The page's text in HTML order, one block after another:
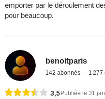
emporter par le déroulement
pour beaucoup.
benoitparis
142 abonnés 1 277
3,5 Publiée le 31